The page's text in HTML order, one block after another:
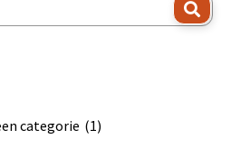
categorie (1)